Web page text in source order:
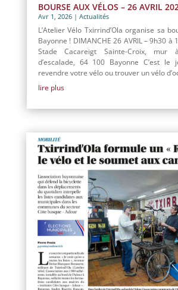
BOURSE AUX VÉLOS – 26 AVRIL
Avr 1, 2026| Actualités
L’Atelier Vélo Txirrind’Ola organise sa
Bayonne ! DIMANCHE 26 AVRIL – 9h30 à
Stade Cacareigt Sainte-Croix, mur
d’escalade, 64 100 Bayonne C’est le
revendre votre vélo ou trouver un vélo
lire plus